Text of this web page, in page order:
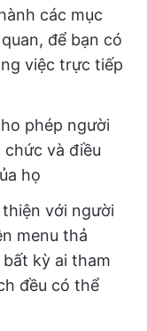
các mục
để bạn có
việc trực tiếp
phép người
và điều
họ
với người
menu thả
kỳ ai tham
đều có thể